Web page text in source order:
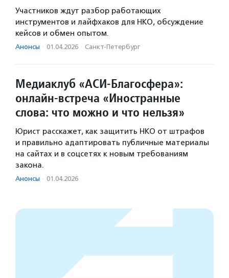
Участников ждут разбор работающих
инструментов и лайфхаков для НКО, обсуждение
кейсов и обмен опытом.
Анонсы · 01.04.2026 · Санкт-Петербург
Медиаклуб «АСИ-Благосфера»:
онлайн-встреча «Иностранные
слова: что можно и что нельзя»
Юрист расскажет, как защитить НКО от штрафов
и правильно адаптировать публичные материалы
на сайтах и в соцсетях к новым требованиям
закона.
Анонсы · 01.04.2026